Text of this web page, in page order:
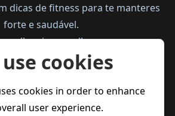
dicas de fitness para te manteres
forte e saudável.
melhor, joga melhor.
cookies
cookies in order to enhance
user experience.